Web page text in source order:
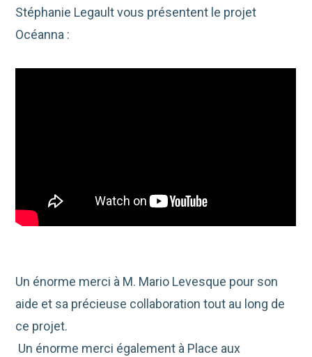
Stéphanie Legault vous présentent le projet
Océanna :
Un énorme merci à M. Mario Levesque pour son
aide et sa précieuse collaboration tout au long de
ce projet.
Un énorme merci également à Place aux